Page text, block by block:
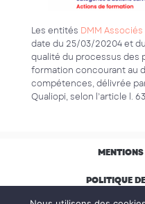
Les entités DMM Associés
date du 25/03/20204 et
qualité du processus des
formation concourant au
compétences, délivrée
Qualiopi, selon l’article l.
POLITIQUE